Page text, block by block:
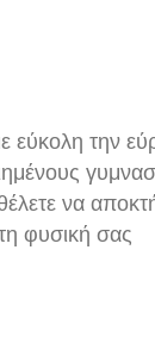
εύκολη την
να
φυσική σας